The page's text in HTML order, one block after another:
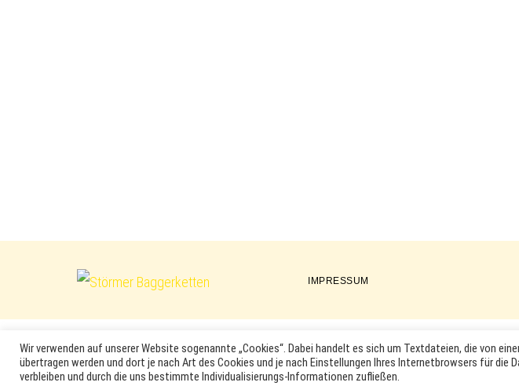
Baggerketten
IMPRESSUM
COPYRIGHT © 2026
MARKEN, ERSATZTEILNUMMERN, PRODUKTNAMEN SOWIE PRODUKTABBILDUNGEN UND LOGOS
DER ENTSPRECHENDEN HERSTELLER SEIN. VERWENDETE MARKEN- UND PRODUKTNAMEN
Wir verwenden auf unserer Website sogenannte „Cookies“. Dabei handelt es sich um Textdateien, die von
übertragen werden und dort je nach Art des Cookies und je nach Einstellungen Ihres Internetbrowsers für die
verbleiben und durch die uns bestimmte Individualisierungs-Informationen zufließen.